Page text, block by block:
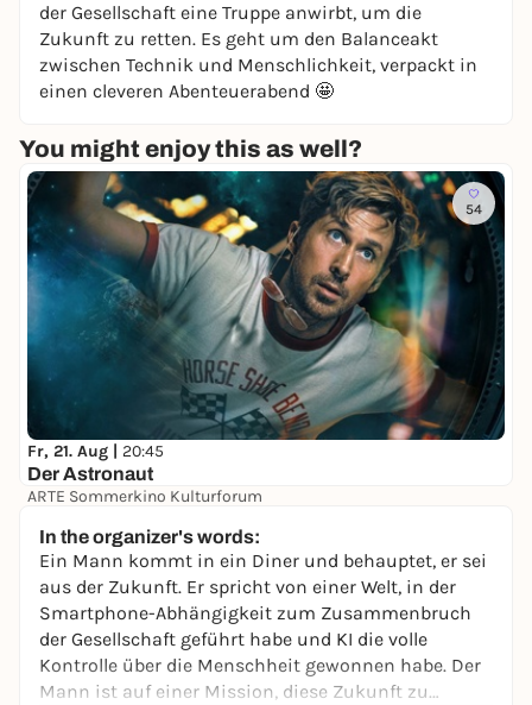
der Gesellschaft eine Truppe anwirbt, um die
Zukunft zu retten. Es geht um den Balanceakt
zwischen Technik und Menschlichkeit, verpackt in
einen cleveren Abenteuerabend 🤩
You might enjoy this as well?
54
Fr, 21. Aug | 20:45
Der Astronaut
ARTE Sommerkino Kulturforum
In the organizer's words:
Ein Mann kommt in ein Diner und behauptet, er sei
aus der Zukunft. Er spricht von einer Welt, in der
Smartphone-Abhängigkeit zum Zusammenbruch
der Gesellschaft geführt habe und KI die volle
Kontrolle über die Menschheit gewonnen habe. Der
Mann ist auf einer Mission, diese Zukunft zu